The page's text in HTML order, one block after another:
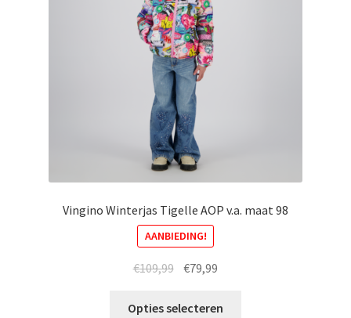
Vingino Winterjas Tigelle AOP v.a. maat 98
AANBIEDING!
€109,99 Oorspronkelijke
was:
€79,99
is:
Opties selecteren